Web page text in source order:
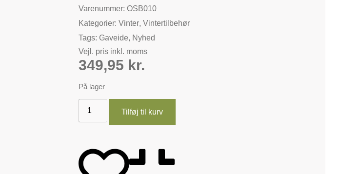
Varenummer: OSB010
Kategorier:Vinter, Vintertilbehør
Tags: Gaveide, Nyhed
Vejl. pris inkl. moms
349,95 kr.
På lager
Tilføj til kurv